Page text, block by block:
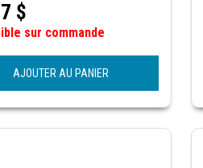
$
sur commande
AJOUTER AU PANIER